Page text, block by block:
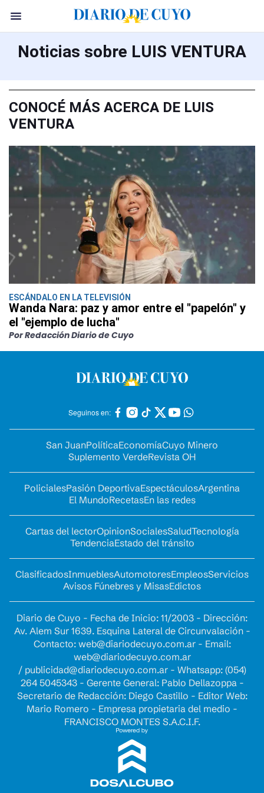
Noticias sobre LUIS VENTURA
CONOCÉ MÁS ACERCA DE LUIS
VENTURA
ESCÁNDALO EN LA TELEVISIÓN
Wanda Nara: paz y amor entre el "papelón" y
el "ejemplo de lucha"
Por Redacción Diario de Cuyo
Seguinos en:
San JuanPolíticaEconomíaCuyo Minero
Suplemento VerdeRevista OH
PolicialesPasión DeportivaEspectáculosArgentina
El MundoRecetasEn las redes
Cartas del lectorOpinionSocialesSaludTecnología
TendenciaEstado del tránsito
ClasificadosInmueblesAutomotoresEmpleosServicios
Avisos Fúnebres y MisasEdictos
Diario de Cuyo - Fecha de Inicio: 11/2003 - Dirección:
Av. Alem Sur 1639. Esquina Lateral de Circunvalación -
Contacto: web@diariodecuyo.com.ar- Email:
web@diariodecuyo.com.ar
/ publicidad@diariodecuyo.com.ar- Whatsapp: (054)
264 5045343 - Gerente General: Pablo Dellazoppa -
Secretario de Redacción: Diego Castillo - Editor Web:
Mario Romero - Empresa propietaria del medio -
FRANCISCO MONTES S.A.C.I.F.